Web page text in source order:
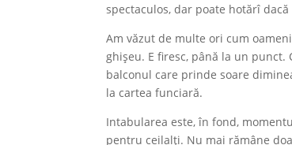
spectaculos, dar poate hotărî
Am văzut de multe ori cum
ghișeu. E firesc, până la un
balconul care prinde soare
la cartea funciară.
Intabularea este, în fond,
pentru ceilalți. Nu mai rămâne